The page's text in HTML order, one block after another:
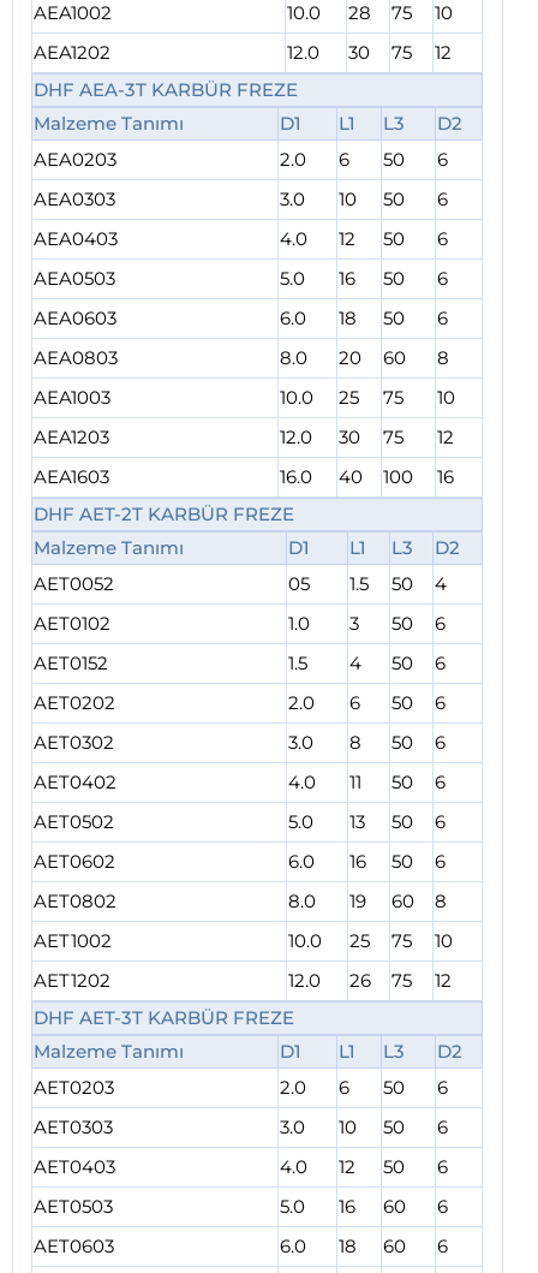
AEA1002 10.0 28 75
10
AEA1202
12.0 30 75
12
DHF AEA-3T KARBÜR FREZE
Malzeme Tanımı
D1 L1 L3
D2
AEA0203
2.0 6 50
6
AEA0303
3.0 10 50
6
AEA0403
4.0 12 50
6
AEA0503
5.0 16 50
6
AEA0603
6.0 18 50
6
AEA0803
8.0 20 60
8
AEA1003
10.0 25 75
10
AEA1203
12.0 30 75
12
AEA1603
16.0 40 100
16
DHF AET-2T KARBÜR FREZE
Malzeme Tanımı
D1 L1 L3
D2
AET0052
05 1.5 50
4
AET0102
1.0 3 50
6
AET0152
1.5 4 50
6
AET0202
2.0 6 50
6
AET0302
3.0 8 50
6
AET0402
4.0 11 50
6
AET0502
5.0 13 50
6
AET0602
6.0 16 50
6
AET0802
8.0 19 60
8
AET1002
10.0 25 75
10
AET1202
12.0 26 75
12
DHF AET-3T KARBÜR FREZE
Malzeme Tanımı
D1 L1 L3
D2
AET0203
2.0 6 50
6
AET0303
3.0 10 50
6
AET0403
4.0 12 50
6
AET0503
5.0 16 60
6
AET0603
6.0 18 60
6